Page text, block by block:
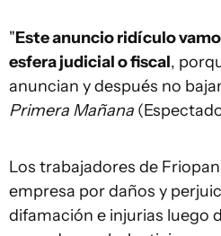
"Este anuncio ridículo
esfera judicial o fiscal,
anuncian y después no
Primera Mañana
Los trabajadores de
empresa por daños y
difamación e injurias luego